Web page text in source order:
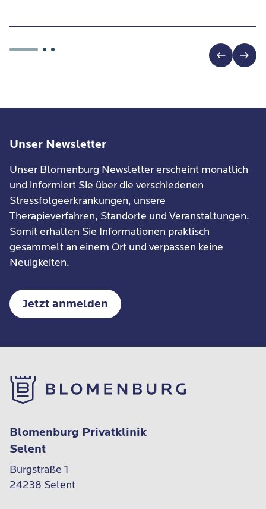
Unser Newsletter
Unser Blomenburg Newsletter erscheint monatlich
und informiert Sie über die verschiedenen
Stressfolgeerkrankungen, unsere
Therapieverfahren, Standorte und Veranstaltungen.
Somit erhalten Sie Informationen praktisch
gesammelt an einem Ort und verpassen keine
Neuigkeiten.
Jetzt anmelden
Blomenburg Privatklinik
Selent
Burgstraße 1
24238 Selent